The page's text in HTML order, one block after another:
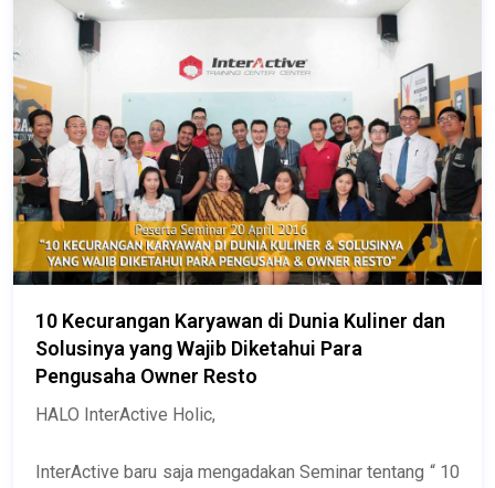
10 Kecurangan Karyawan di Dunia Kuliner dan
Solusinya yang Wajib Diketahui Para
Pengusaha Owner Resto
HALO InterActive Holic,
InterActive baru saja mengadakan Seminar tentang “ 10